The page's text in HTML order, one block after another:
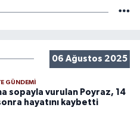
06 Ağustos 2025
GÜNDEMI
sopayla vurulan Poyraz, 14
hayatını kaybetti